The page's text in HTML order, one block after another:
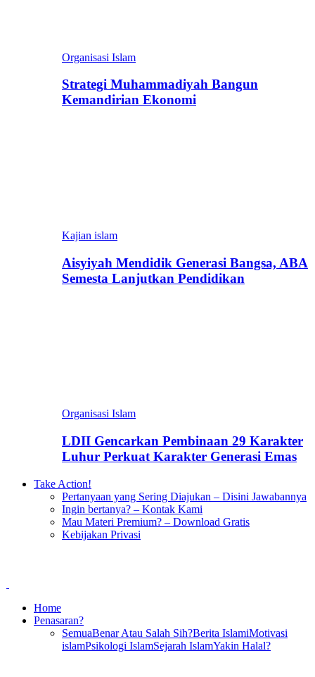
Organisasi Islam
Strategi Muhammadiyah Bangun
Kemandirian Ekonomi
Kajian islam
Aisyiyah Mendidik Generasi Bangsa, ABA
Semesta Lanjutkan Pendidikan
Organisasi Islam
LDII Gencarkan Pembinaan 29 Karakter
Luhur Perkuat Karakter Generasi Emas
Take Action!
Pertanyaan yang Sering Diajukan – Disini Jawabannya
Ingin bertanya? – Kontak Kami
Mau Materi Premium? – Download Gratis
Kebijakan Privasi
Home
Penasaran?
SemuaBenar Atau Salah Sih?Berita IslamiMotivasi
islamPsikologi IslamSejarah IslamYakin Halal?